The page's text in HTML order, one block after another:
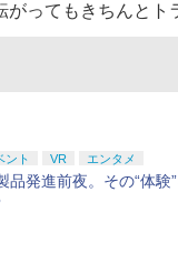
ってもきちんとト
ント VR エンタメ
品発進前夜。その“体